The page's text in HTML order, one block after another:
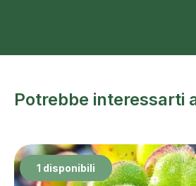
Potrebbe interessarti
1 disponibili